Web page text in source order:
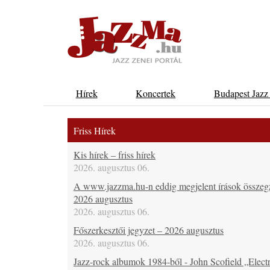
Hírek Koncertek Budapest
Friss Hírek
Kis hírek – friss hírek
2026. augusztus 06.
A www.jazzma.hu-n eddig megjelent írások
2026 augusztus
2026. augusztus 06.
Főszerkesztői jegyzet – 2026 augusztus
2026. augusztus 06.
Jazz-rock albumok 1984-ből - John Scofield